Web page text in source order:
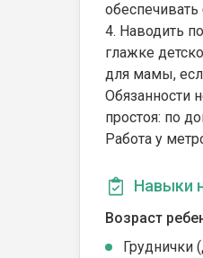
4. Наводить
глажке
для мамы,
Обязанности
простоя: по
Работа у
Навыки
Возраст
Груднички